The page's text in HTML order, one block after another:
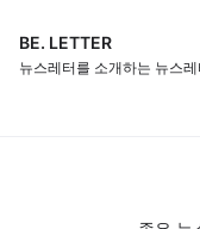
BE. LETTER
뉴스레터를 소개하는 뉴스레